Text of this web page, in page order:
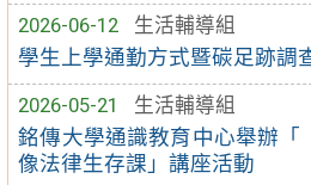
2026-06-12
生活輔導組
學生上學通勤方式暨碳足跡調
2026-05-21
生活輔導組
銘傳大學通識教育中心舉辦「
像法律生存課」講座活動